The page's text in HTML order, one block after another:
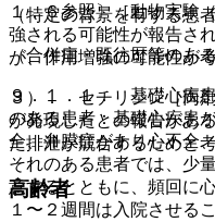
１．６参照〕［動物実験
強される可能性が報告さ
が、作用増強の可能性が
３）． セチリジン［両
が発現したとの報告があ
た排泄が競合するためと
高齢者
（特定の背景を有する患
（合併症・既往歴等のあ
９．１．１． 基礎心疾
のある患者：基礎心疾患
全、弁膜症があり心不全
それのある患者では、少
意するとともに、頻回に
１〜２週間は入院させる